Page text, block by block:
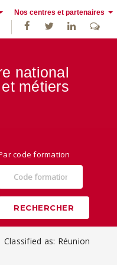
Nos centres et partenaires
national
métiers
code formation
RECHERCHER
Classified as: Réunion